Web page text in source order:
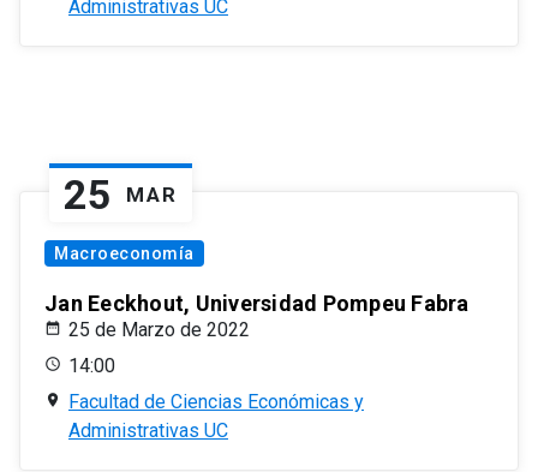
Administrativas UC
25 MAR
Macroeconomía
Jan Eeckhout, Universidad Pompeu Fabra
25 de Marzo de 2022
14:00
Facultad de Ciencias Económicas y
Administrativas UC